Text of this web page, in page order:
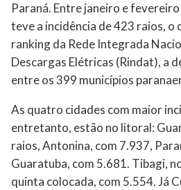
Paraná. Entre janeiro e
teve a incidência de 423 raios, o
ranking da Rede Integrada
Descargas Elétricas (Rindat), a
entre os 399 municípios
As quatro cidades com maior
entretanto, estão no litoral:
raios, Antonina, com 7.937,
Guaratuba, com 5.681. Tibagi,
quinta colocada, com 5.554. Já